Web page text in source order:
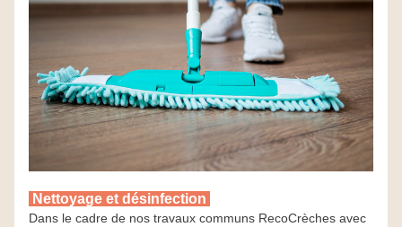
Nettoyage et désinfection
Dans le cadre de nos travaux communs RecoCrèches avec